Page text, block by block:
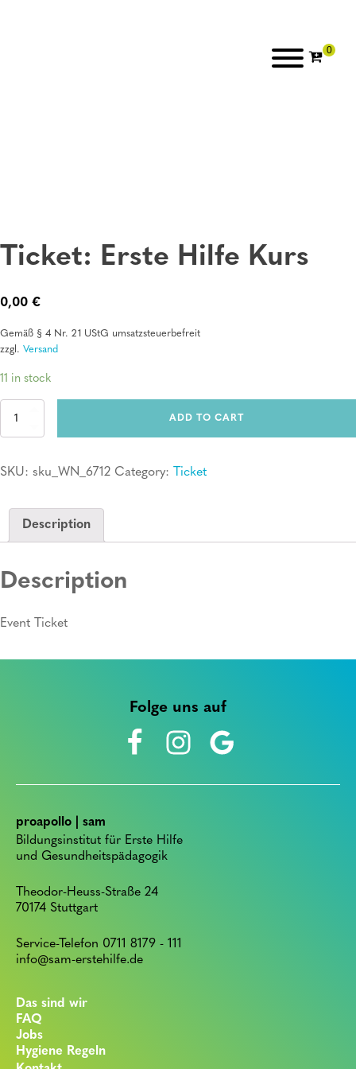
Ticket: Erste Hilfe Kurs
0,00 €
Gemäß § 4 Nr. 21 UStG umsatzsteuerbefreit
zzgl. Versand
11 in stock
Ticket:
quantity
ADD TO CART
SKU: sku_WN_6712 Category: Ticket
Description
Description
Event Ticket
Folge uns auf
proapollo | sam
Bildungsinstitut für Erste Hilfe
und Gesundheitspädagogik
Theodor-Heuss-Straße 24
70174 Stuttgart
Service-Telefon 0711 8179 - 111
info@sam-erstehilfe.de
Das sind wir
FAQ
Jobs
Hygiene Regeln